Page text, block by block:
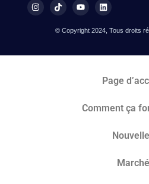
© Copyright 2024, Tous droits
Page
Comment ça
Marché​